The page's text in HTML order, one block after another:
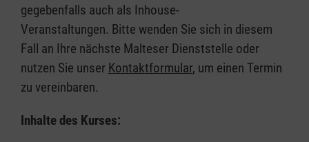
gegebenfalls auch als Inhouse-
Veranstaltungen. Bitte wenden Sie sich in diesem
Fall an Ihre nächste Malteser Dienststelle oder
nutzen Sie unser Kontaktformular, um einen Termin
zu vereinbaren.
Inhalte des Kurses: